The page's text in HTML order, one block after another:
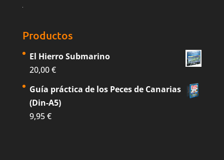
Productos
El Hierro Submarino
20,00€
Guía práctica de los Peces de Canarias
(Din-A5)
9,95€